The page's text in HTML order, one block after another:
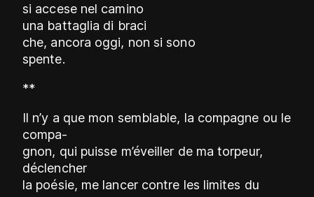
si accese nel camino
una battaglia di braci
che, ancora oggi, non si sono
spente.
**
Il n’y a que mon semblable, la compagne ou le
compa-
gnon, qui puisse m’éveiller de ma torpeur,
déclencher
la poésie, me lancer contre les limites du